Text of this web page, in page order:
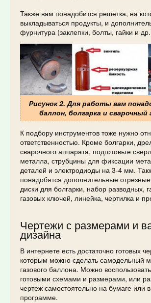
Также вам понадобится решетка, на
выкладываться продукты, и
фурнитура (заклепки, болты, гайки и
Рисунок 2. Для работы вам
баллон, болгарка и
К подбору инструментов тоже нужно
ответственностью. Кроме болгарки,
сварочного аппарата, подготовьте
металла, струбцины для фиксации
деталей и электродиоды на 3-4 мм.
понадобятся дополнительные
диски для болгарки, набор разводных,
газовых ключей, линейка, чертилка и
Чертежи с размерами и
дизайна
В интернете есть достаточно готовых
которым можно сделать самодельный
газового баллона. Можно
готовыми схемами и размерами, или
чертеж самостоятельно на бумаге или
программе.